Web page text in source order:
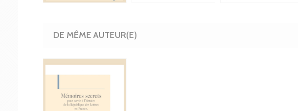
DE MÊME AUTEUR(E)